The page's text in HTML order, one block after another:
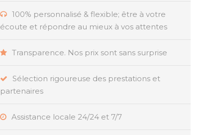
100% personnalisé & flexible; être à votre
écoute et répondre au mieux à vos attentes
Transparence. Nos prix sont sans surprise
Sélection rigoureuse des prestations et
partenaires
Assistance locale 24/24 et 7/7